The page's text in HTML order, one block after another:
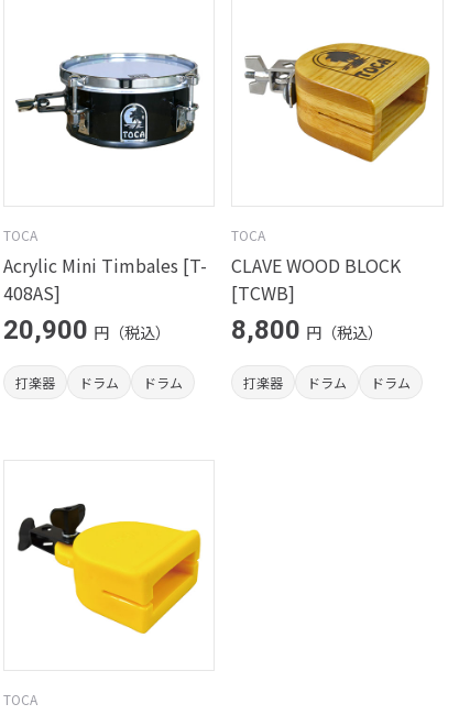
TOCA
Acrylic Mini Timbales [T-
408AS]
20,900 円（税込）
打楽器 ドラム ドラム
TOCA
CLAVE WOOD BLOCK
[TCWB]
8,800 円（税込）
打楽器 ドラム ドラム
TOCA